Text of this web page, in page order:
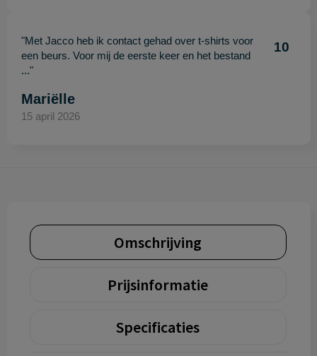
"Met Jacco heb ik contact gehad over t-shirts voor
een beurs. Voor mij de eerste keer en het bestand
..."
10
Mariëlle
15 april 2026
Omschrijving
Prijsinformatie
Specificaties